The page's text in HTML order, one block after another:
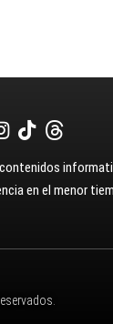
en el menor